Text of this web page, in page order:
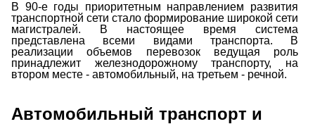
В 90-е годы приоритетным направлением развития
транспортной сети стало формирование широкой сети
магистралей. В настоящее время система
представлена всеми видами транспорта. В
реализации объемов перевозок ведущая роль
принадлежит железнодорожному транспорту, на
втором месте - автомобильный, на третьем - речной.
Автомобильный транспорт и